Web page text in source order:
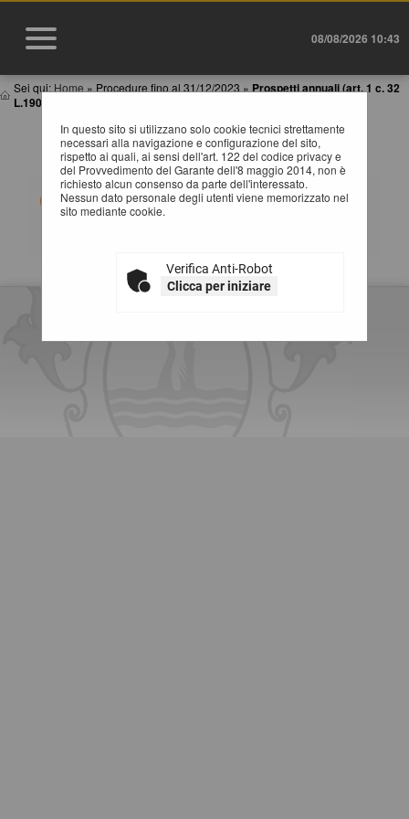
08/08/2026 10:43
Sei qui: Home » Procedure fino al 31/12/2023 » Prospetti annuali (art. 1 c. 32
L.190 de...
In questo sito si utilizzano solo cookie tecnici strettamente
necessari alla navigazione e configurazione del sito,
rispetto ai quali, ai sensi dell'art. 122 del codice privacy e
del Provvedimento del Garante dell'8 maggio 2014, non è
richiesto alcun consenso da parte dell'interessato.
Nessun dato personale degli utenti viene memorizzato nel
sito mediante cookie.
Verifica Anti-Robot
Clicca per iniziare
PROSPETTI ANNUALI (ART. 1 C. 32 L.190 DEL
6/11/2012)
Tabelle riassuntive degli affidamenti di lavori, servizi e
forniture (Adempimenti art.1 comma 32 Legge
190/2012). Selezionare l'anno per accedere alla